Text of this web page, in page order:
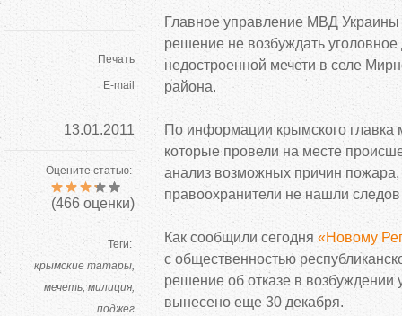
Печать
E-mail
13.01.2011
Оцените статью:
(466 оценки)
Теги:
крымские татары
мечеть милиция
поджег
Главное управление МВД
решение не возбуждать
недостроенной мечети в селе
района.
По информации крымского главка
которые провели на месте
анализ возможных причин пожара,
правоохранители не нашли
Как сообщили сегодня«Новому
с общественностью
решение об отказе в возбуждении
вынесено еще 30 декабря.